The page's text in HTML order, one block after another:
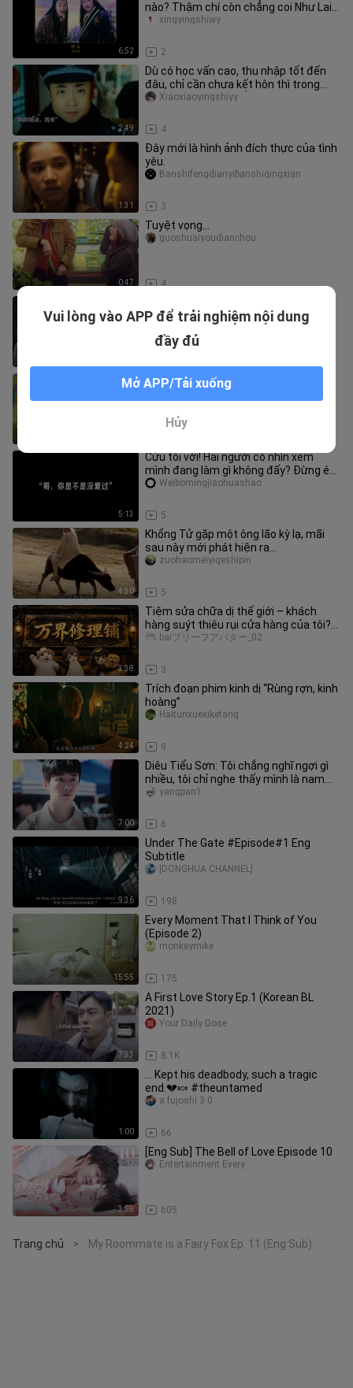
6:52
nào? Thậm chí còn chẳng coi Như Lai
ra gì
2
xingyingshiwy
2:49
Dù có học vấn cao, thu nhập tốt đến
đâu, chỉ cần chưa kết hôn thì trong
mắt cha mẹ vẫn chẳng là gì c
4
Xiaoxiaoyingshiyy
1:31
Đây mới là hình ảnh đích thực của tình
yêu.
3
Banshifengdianyibanshiqingxian
0:47
Tuyệt vọng...
4
guoshuaiyoudianchou
Haitunxuexiketang
Sống trên đời, tiền đã hết
5:13
Cứu tôi với! Hai người có nhìn xem
mình đang làm gì không đấy? Đừng ép
tôi phải ship couple mà!
5
Weibomingjiaohuashao
4:30
Khổng Tử gặp một ông lão kỳ lạ, mãi
sau này mới phát hiện ra…
5
zuohaomeiyigeshipin
3:38
Tiệm sửa chữa dị thế giới – khách
hàng suýt thiêu rụi cửa hàng của tôi?
【Trại sáng tạo AIGC tài năng
3
baiブリーフアバター_02
4:24
Trích đoạn phim kinh dị “Rùng rợn, kinh
hoàng”
9
Haitunxuexiketang
7:00
Diêu Tiểu Sơn: Tôi chẳng nghĩ ngợi gì
nhiều, tôi chỉ nghe thấy mình là nam
sinh duy nhất của cả trườ
6
yangpan1
9:36
Under The Gate #Episode#1 Eng
Subtitle
198
[DONGHUA CHANNEL]
15:55
Every Moment That I Think of You
(Episode 2)
175
monkeymike
7:33
A First Love Story Ep.1 (Korean BL
2021)
8.1K
Your Daily Dose
1:00
... Kept his deadbody, such a tragic
end.💔🍬 #theuntamed
66
a fujoshi 3.0
3:59
[Eng Sub] The Bell of Love Episode 10
605
Entertainment Every
Trang chủ > My Roommate is a Fairy Fox Ep. 11 (Eng Sub)
Vui lòng vào APP để trải nghiệm nội dung
đầy đủ
Mở APP/Tải xuống
Hủy